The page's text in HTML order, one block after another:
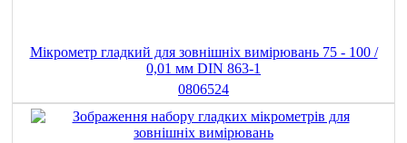
Мікрометр гладкий для зовнішніх вимірювань 75 - 100 /
0,01 мм DIN 863-1
0806524